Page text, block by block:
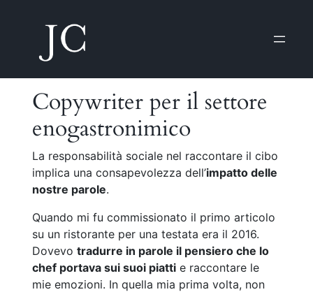
Copywriter per il settore
enogastronimico
La responsabilità sociale nel raccontare il cibo
implica una consapevolezza dell’impatto delle
nostre parole.
Quando mi fu commissionato il primo articolo
su un ristorante per una testata era il 2016.
Dovevo tradurre in parole il pensiero che lo
chef portava sui suoi piatti e raccontare le
mie emozioni. In quella mia prima volta, non